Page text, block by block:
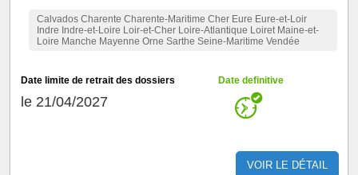
Calvados Charente Charente-Maritime Cher Eure Eure-et-Loir
Indre Indre-et-Loire Loir-et-Cher Loire-Atlantique Loiret Maine-et-
Loire Manche Mayenne Orne Sarthe Seine-Maritime Vendée
Date limite de retrait des dossiers
le 21/04/2027
Date definitive
VOIR LE DÉTAIL